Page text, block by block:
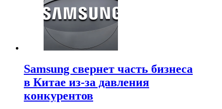
Samsung свернет часть бизнеса
в Китае из-за давления
конкурентов